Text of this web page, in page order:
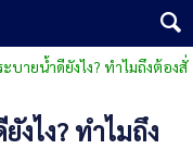
บายน้ำดียังไง? ทำไมถึงต้องสั่
งไง? ทำไมถึง